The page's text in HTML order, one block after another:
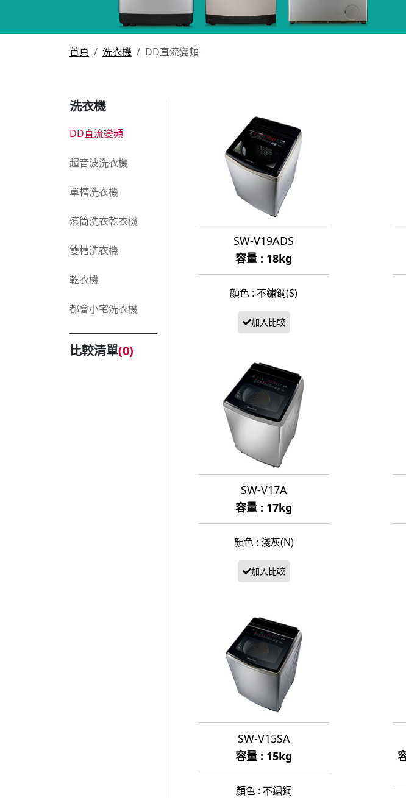
首頁 洗衣機 DD直流變頻
洗衣機
DD直流變頻
超音波洗衣機
單槽洗衣機
滾筒洗衣乾衣機
雙槽洗衣機
乾衣機
都會小宅洗衣機
比較清單(0)
SW-V19ADS
容量 : 18kg
顏色 : 不鏽鋼(S)
SW-V17A
容量 : 17kg
顏色 : 淺灰(N)
SW-V15SA
容量 : 15kg
顏色 : 不鏽鋼